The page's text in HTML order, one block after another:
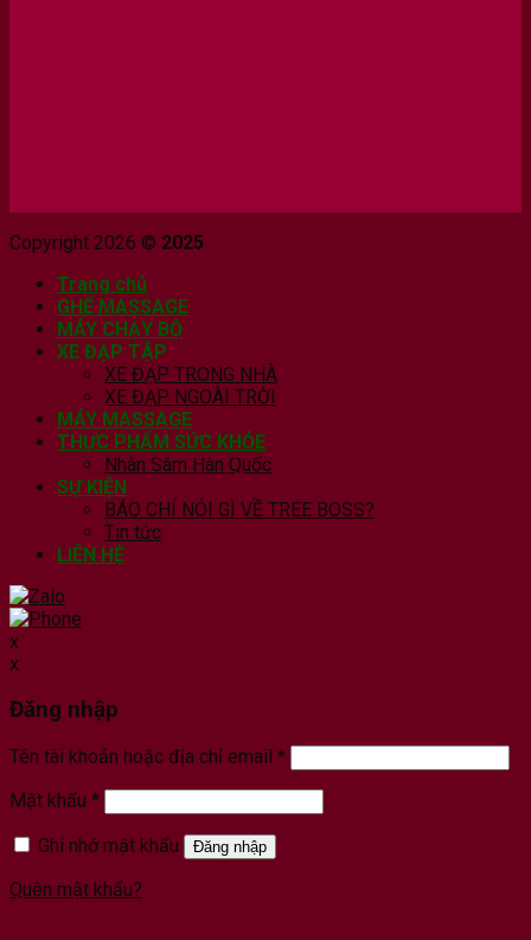
Copyright 2026 © 2025
Trang chủ
GHẾ MASSAGE
MÁY CHẠY BỘ
XE ĐẠP TẬP
XE ĐẠP TRONG NHÀ
XE ĐẠP NGOÀI TRỜI
MÁY MASSAGE
THỰC PHẨM SỨC KHỎE
Nhân Sâm Hàn Quốc
SỰ KIỆN
BÁO CHÍ NÓI GÌ VỀ TREE BOSS?
Tin tức
LIÊN HỆ
x
x
Đăng nhập
Tên tài khoản hoặc địa chỉ email *
Mật khẩu *
Ghi nhớ mật khẩu
Đăng nhập
Quên mật khẩu?